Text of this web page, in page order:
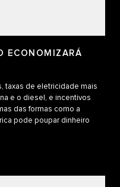
ECONOMIZARÁ
taxas de eletricidade mais
e o diesel, e incentivos
das formas como a
pode poupar dinheiro